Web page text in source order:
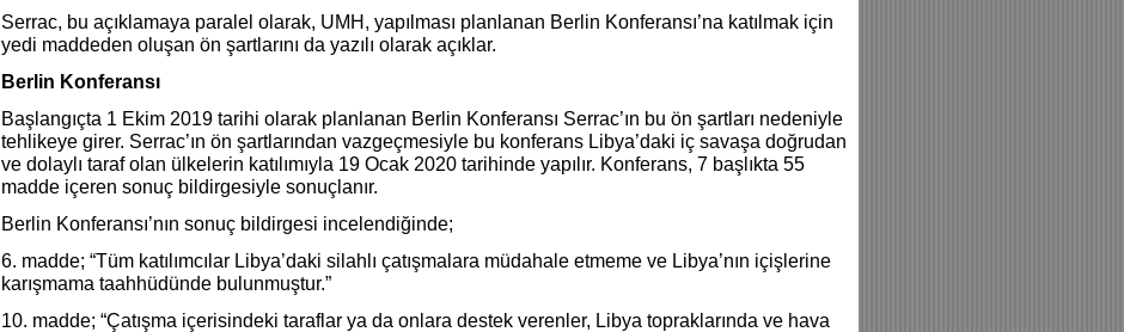
Serrac, bu açıklamaya paralel olarak, UMH, yapılması planlanan Berlin Konferansı’na katılmak için
yedi maddeden oluşan ön şartlarını da yazılı olarak açıklar.
Berlin Konferansı
Başlangıçta 1 Ekim 2019 tarihi olarak planlanan Berlin Konferansı Serrac’ın bu ön şartları nedeniyle
tehlikeye girer. Serrac’ın ön şartlarından vazgeçmesiyle bu konferans Libya’daki iç savaşa doğrudan
ve dolaylı taraf olan ülkelerin katılımıyla 19 Ocak 2020 tarihinde yapılır. Konferans, 7 başlıkta 55
madde içeren sonuç bildirgesiyle sonuçlanır.
Berlin Konferansı’nın sonuç bildirgesi incelendiğinde;
6. madde; “Tüm katılımcılar Libya’daki silahlı çatışmalara müdahale etmeme ve Libya’nın içişlerine
karışmama taahhüdünde bulunmuştur.”
10. madde; “Çatışma içerisindeki taraflar ya da onlara destek verenler, Libya topraklarında ve hava